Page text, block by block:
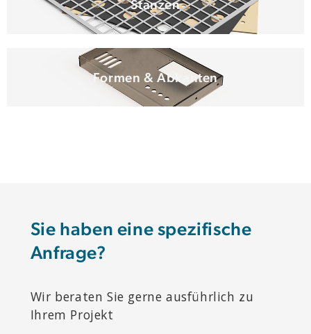
Stanzen
Formen & Abkanten
Sie haben eine spezifische
Anfrage?
Wir beraten Sie gerne ausführlich zu
Ihrem Projekt